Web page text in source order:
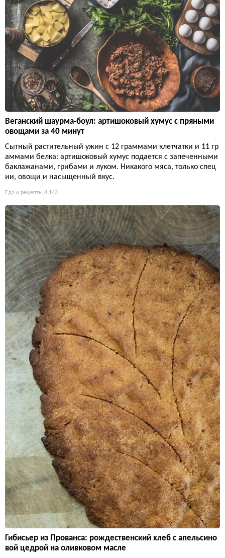
Веганский шаурма-боул: артишоковый хумус с пряными
овощами за 40 минут
Сытный растительный ужин с 12 граммами клетчатки и 11 гр
аммами белка: артишоковый хумус подается с запеченными
баклажанами, грибами и луком. Никакого мяса, только спец
ии, овощи и насыщенный вкус.
Еда и рецепты 8 143
Гибисьер из Прованса: рождественский хлеб с апельсино
вой цедрой на оливковом масле